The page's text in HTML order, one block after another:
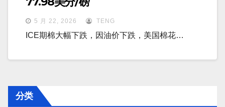
5 月 22, 2026 TENG
ICE期棉大幅下跌，因油价下跌，美国棉花…
分类